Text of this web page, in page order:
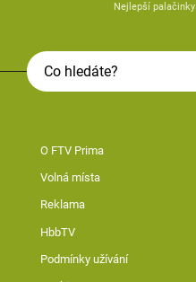
Nejlepší palačinky
O FTV Prima
Volná místa
Reklama
HbbTV
Podmínky užívání